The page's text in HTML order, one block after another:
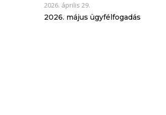
2026. április 29.
2026. május ügyfélfogadás